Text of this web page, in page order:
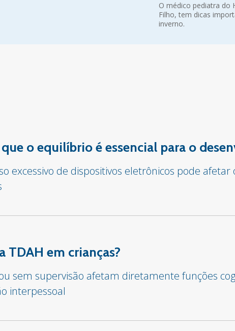
O médico pediatra do
Filho, tem dicas
inverno.
o equilíbrio é essencial para o
excessivo de dispositivos eletrônicos pode
TDAH em crianças?
sem supervisão afetam diretamente funções
interpessoal